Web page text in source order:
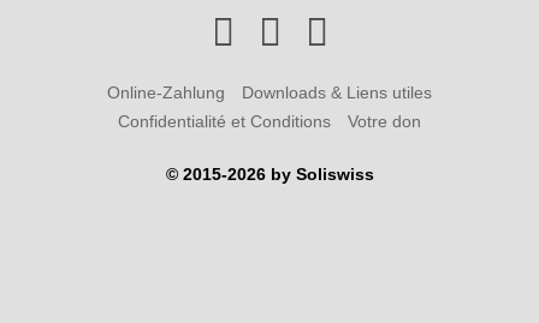
Online-Zahlung
Downloads & Liens utiles
Confidentialité et Conditions
Votre don
© 2015-2026 by Soliswiss